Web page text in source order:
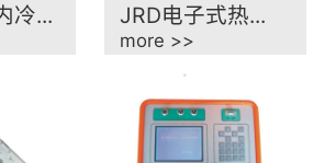
冷... JRD电子式热...
more >>